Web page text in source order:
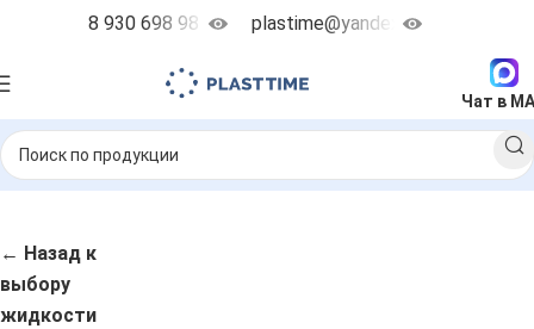
8 930 698 98 38 plastime@yandex.ru
Чат в
← Назад к
выбору
жидкости